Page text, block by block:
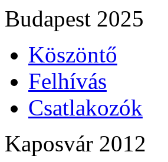
Budapest 2025
Köszöntő
Felhívás
Csatlakozók
Kaposvár 2012